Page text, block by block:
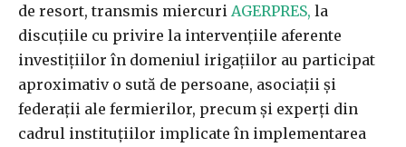
de resort, transmis miercuri AGERPRES, la
discuţiile cu privire la intervenţiile aferente
investiţiilor în domeniul irigaţiilor au participat
aproximativ o sută de persoane, asociaţii şi
federaţii ale fermierilor, precum şi experţi din
cadrul instituţiilor implicate în implementarea